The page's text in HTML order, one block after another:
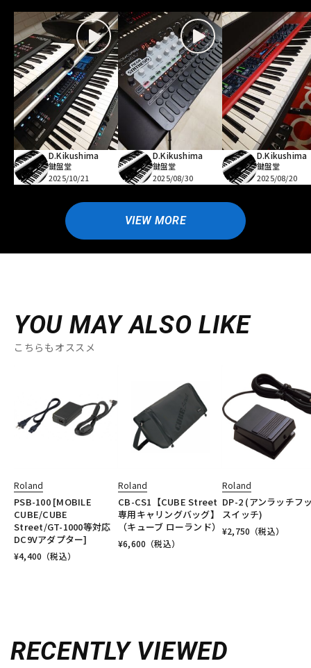
D.Kikushima
鍵盤堂
2025/10/21
D.Kikushima
鍵盤堂
2025/08/30
D.Kikushima
鍵盤堂
2025/08/20
VIEW MORE
YOU MAY ALSO LIKE
こちらもオススメ
Roland
PSB-100 [MOBILE
CUBE/CUBE
Street/GT-1000等対応
DC9Vアダプター]
¥4,400 （税込）
Roland
CB-CS1【CUBE Street
専用キャリングバッグ】
（キューブ ローランド）
¥6,600 （税込）
Roland
DP-2 (アンラッチフ
スイッチ)
¥2,750 （税込）
RECENTLY VIEWED